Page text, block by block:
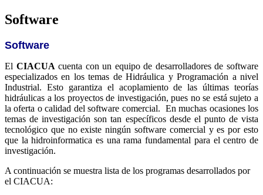
Software
Software
El CIACUA cuenta con un equipo de desarrolladores de software
especializados en los temas de Hidráulica y Programación a nivel
Industrial. Esto garantiza el acoplamiento de las últimas teorías
hidráulicas a los proyectos de investigación, pues no se está sujeto a
la oferta o calidad del software comercial. En muchas ocasiones los
temas de investigación son tan específicos desde el punto de vista
tecnológico que no existe ningún software comercial y es por esto
que la hidroinformatica es una rama fundamental para el centro de
investigación.
A continuación se muestra lista de los programas desarrollados por
el CIACUA: